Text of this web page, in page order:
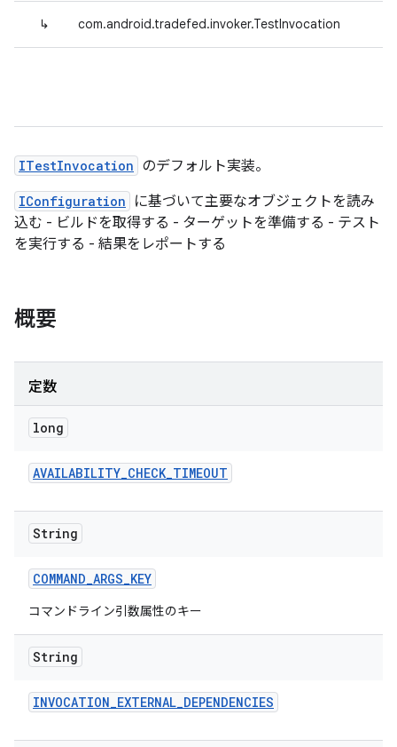
↳ com.android.tradefed.invoker.TestInvocation
ITestInvocation のデフォルト実装。
IConfiguration
に基づいて主要なオブジェクトを読み
込む - ビルドを取得する - ターゲットを準備する - テスト
を実行する - 結果をレポートする
概要
定数
long
AVAILABILITY_CHECK_TIMEOUT
String
COMMAND_ARGS_KEY
コマンドライン引数属性のキー
String
INVOCATION_EXTERNAL_DEPENDENCIES